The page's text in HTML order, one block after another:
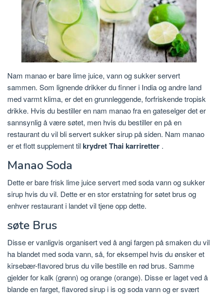
Nam manao er bare lime juice, vann og sukker servert
sammen. Som lignende drikker du finner i India og andre land
med varmt klima, er det en grunnleggende, forfriskende tropisk
drikke. Hvis du bestiller en nam manao fra en gateselger det er
sannsynlig å være søtet, men hvis du bestiller en på en
restaurant du vil bli servert sukker sirup på siden. Nam manao
er et flott supplement tilkrydret Thai karriretter .
Manao Soda
Dette er bare frisk lime juice servert med soda vann og sukker
sirup hvis du vil. Dette er en stor erstatning for søtet brus og
enhver restaurant i landet vil tjene opp dette.
søte Brus
Disse er vanligvis organisert ved å angi fargen på smaken du vil
ha blandet med soda vann, så, for eksempel hvis du ønsker et
kirsebær-flavored brus du ville bestille en rød brus. Samme
gjelder for kalk (grønn) og orange (orange). Disse er laget ved å
blande en farget, flavored sirup i is og soda vann og er svært